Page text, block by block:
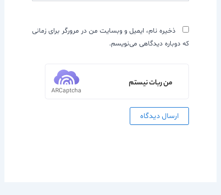
ذخیره نام، ایمیل و وبسایت من در مرورگر برای زمانی
که دوباره دیدگاهی می‌نویسم.
من ربات نیستم
ARCaptcha